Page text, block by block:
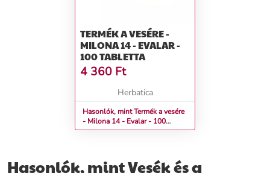
TERMÉK A VESÉRE -
MILONA 14 - EVALAR -
100 TABLETTA
4 360 Ft
Herbatica
Hasonlók, mint Termék a vesére
- Milona 14 - Evalar - 100
tabletta
Hasonlók, mint Vesék és a